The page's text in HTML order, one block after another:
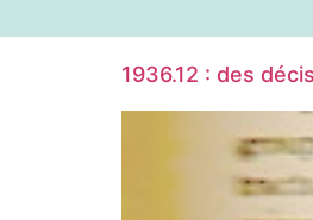
1936.12 : des